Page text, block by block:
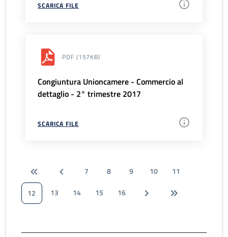
SCARICA FILE
PDF (157KB)
Congiuntura Unioncamere - Commercio al
dettaglio - 2° trimestre 2017
SCARICA FILE
7 8 9 10
11
12
13 14 15 16